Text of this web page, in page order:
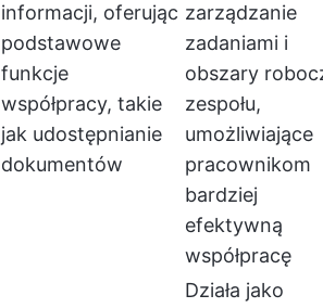
informacji, oferując
podstawowe
funkcje
współpracy, takie
jak udostępnianie
dokumentów
zarządzanie
zadaniami i
obszary
zespołu,
umożliwiające
pracownikom
bardziej
efektywną
współpracę
Działa jako